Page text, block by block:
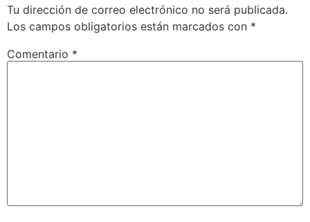
Tu dirección de correo electrónico no será publicada.
Los campos obligatorios están marcados con *
Comentario *